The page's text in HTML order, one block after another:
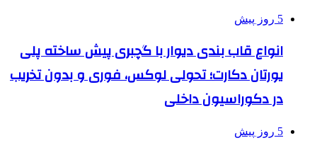
5 روز پیش
انواع قاب بندی دیوار با گچبری پیش ساخته پلی
یورتان دکارت؛ تحولی لوکس، فوری و بدون تخریب
در دکوراسیون داخلی
5 روز پیش